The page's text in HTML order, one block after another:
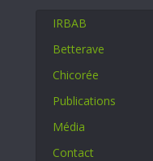
IRBAB
Betterave
Chicorée
Publications
Média
Contact